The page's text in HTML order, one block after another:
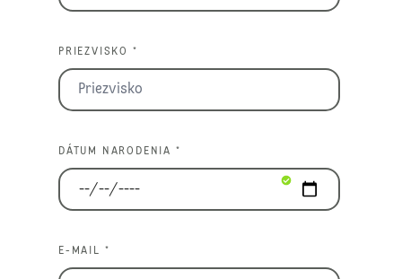
PRIEZVISKO *
DÁTUM NARODENIA *
E-MAIL *